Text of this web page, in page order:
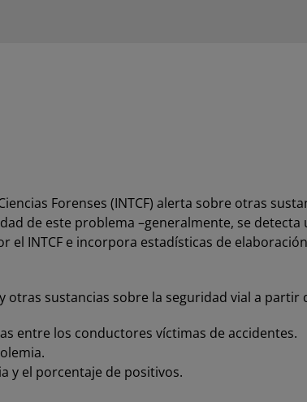
Forenses (INTCF) alerta sobre otras
de este problema –generalmente, se detecta
INTCF e incorpora estadísticas de
sustancias sobre la seguridad vial a
entre los conductores víctimas de accidentes.
y el porcentaje de positivos.